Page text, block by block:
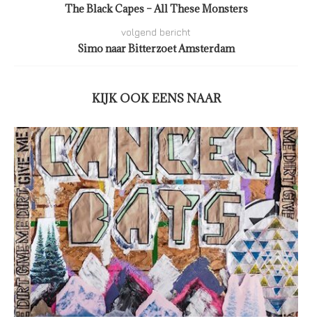
The Black Capes – All These Monsters
volgend bericht
Simo naar Bitterzoet Amsterdam
KIJK OOK EENS NAAR